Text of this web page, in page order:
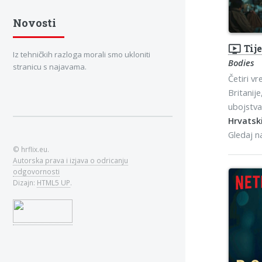
ondemand_video
Bodies
Četiri
Gledaj
Novosti
Iz tehničkih razloga morali smo ukloniti
stranicu s najavama.
© hrflix.eu.
Autorska prava i izjava o odricanju
odgovornosti
Dizajn: HTML5 UP.